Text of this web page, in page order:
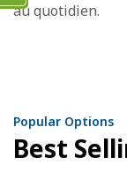
au quotidien.
Popular Options
Best